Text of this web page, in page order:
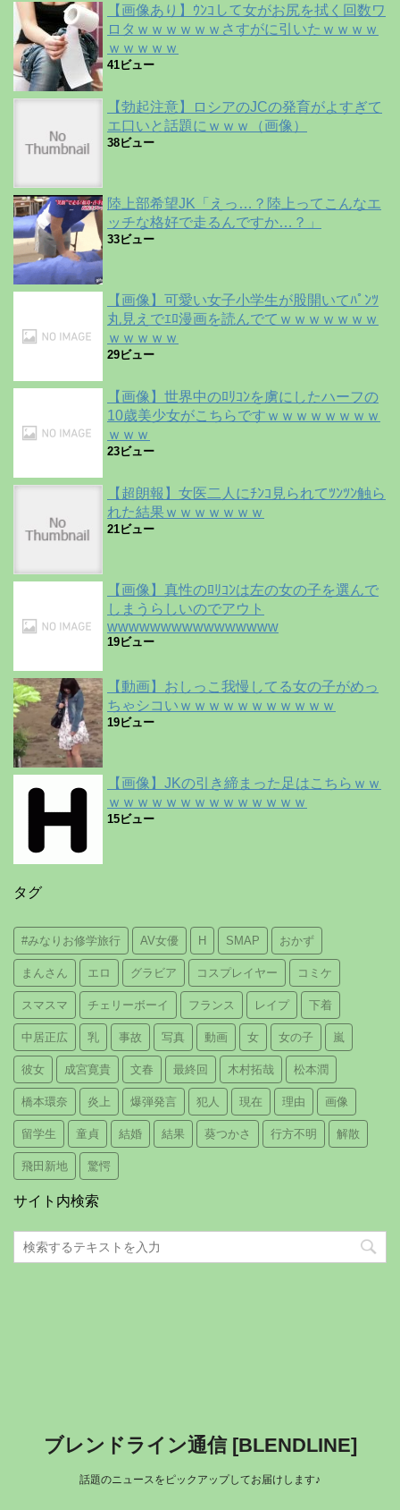
【画像あり】ｳﾝｺして女がお尻を拭く回数ワ
ロタｗｗｗｗｗｗさすがに引いたｗｗｗｗ
ｗｗｗｗｗ
41ビュー
【勃起注意】ロシアのJCの発育がよすぎて
エ口いと話題にｗｗｗ（画像）
38ビュー
陸上部希望JK「えっ…？陸上ってこんなエ
ッチな格好で走るんですか…？」
33ビュー
【画像】可愛い女子小学生が股開いてﾊﾟﾝﾂ
丸見えでｴﾛ漫画を読んでてｗｗｗｗｗｗｗ
ｗｗｗｗｗ
29ビュー
【画像】世界中のﾛﾘｺﾝを虜にしたハーフの
10歳美少女がこちらですｗｗｗｗｗｗｗｗ
ｗｗｗ
23ビュー
【超朗報】女医二人にﾁﾝｺ見られてﾂﾝﾂﾝ触ら
れた結果ｗｗｗｗｗｗｗ
21ビュー
【画像】真性のﾛﾘｺﾝは左の女の子を選んで
しまうらしいのでアウト
wwwwwwwwwwwwwwww
19ビュー
【動画】おしっこ我慢してる女の子がめっ
ちゃシコいｗｗｗｗｗｗｗｗｗｗｗ
19ビュー
【画像】JKの引き締まった足はこちらｗｗ
ｗｗｗｗｗｗｗｗｗｗｗｗｗｗ
15ビュー
タグ
#みなりお修学旅行 AV女優 H SMAP おかず
まんさん エロ グラビア コスプレイヤー コミケ
スマスマ チェリーボーイ フランス レイプ 下着
中居正広 乳 事故 写真 動画 女 女の子 嵐
彼女 成宮寛貴 文春 最終回 木村拓哉 松本潤
橋本環奈 炎上 爆弾発言 犯人 現在 理由 画像
留学生 童貞 結婚 結果 葵つかさ 行方不明 解散
飛田新地 驚愕
サイト内検索
ブレンドライン通信 [BLENDLINE]
話題のニュースをピックアップしてお届けします♪